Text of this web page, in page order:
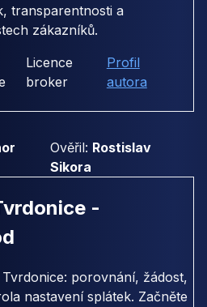
transparentnosti a
zákazníků.
Licence
broker
Profil
autora
Ověřil: Rostislav
Sikora
-
porovnání, žádost,
nastavení splátek. Začněte